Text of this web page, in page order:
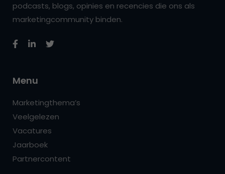
podcasts, blogs, opinies en recencies die ons als
marketingcommunity binden.
Menu
Marketingthema’s
Veelgelezen
Vacatures
Jaarboek
Partnercontent